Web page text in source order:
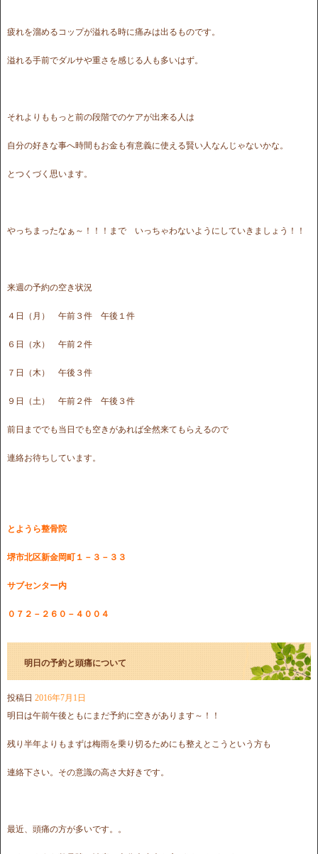
疲れを溜めるコップが溢れる時に痛みは出るものです。
溢れる手前でダルサや重さを感じる人も多いはず。
それよりももっと前の段階でのケアが出来る人は
自分の好きな事へ時間もお金も有意義に使える賢い人なんじゃないかな。
とつくづく思います。
やっちまったなぁ～！！！まで いっちゃわないようにしていきましょう！！
来週の予約の空き状況
４日（月） 午前３件 午後１件
６日（水） 午前２件
７日（木） 午後３件
９日（土） 午前２件 午後３件
前日まででも当日でも空きがあれば全然来てもらえるので
連絡お待ちしています。
とようら整骨院
堺市北区新金岡町１－３－３３
サブセンター内
０７２－２６０－４００４
明日の予約と頭痛について
投稿日 2016年7月1日
明日は午前午後ともにまだ予約に空きがあります～！！
残り半年よりもまずは梅雨を乗り切るためにも整えとこうという方も
連絡下さい。その意識の高さ大好きです。
最近、頭痛の方が多いです。。